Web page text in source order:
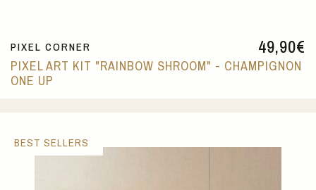
49,90€
PIXEL CORNER
PIXEL ART KIT "RAINBOW SHROOM" - CHAMPIGNON
ONE UP
BEST SELLERS